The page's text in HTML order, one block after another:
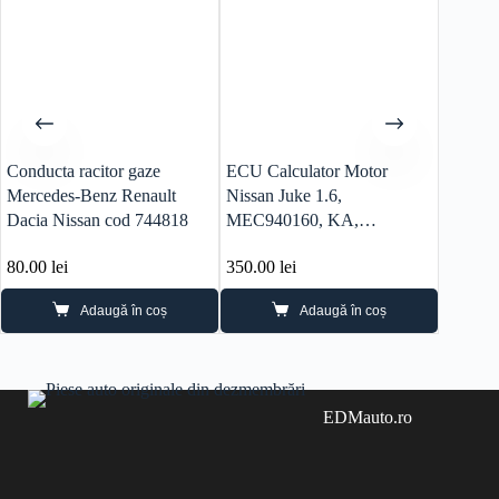
Conducta racitor gaze
Mercedes-Benz Renault
Dacia Nissan cod 744818
80.00 lei
Adaugă în coș
ECU Calculator Motor
Nissan Juke 1.6,
MEC940160, KA,
350.00lei
Adaugă în coș
EDMauto.ro